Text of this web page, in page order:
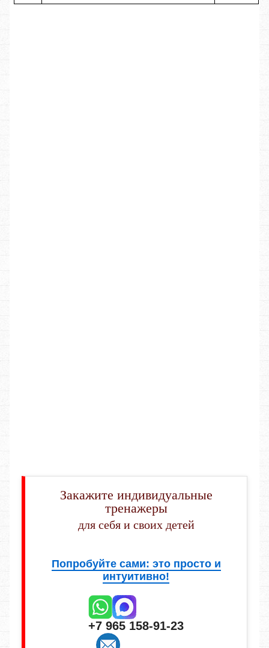
Закажите индивидуальные
тренажеры
для себя и своих детей
Попробуйте сами: это просто и
интуитивно!
+7 965 158-91-23